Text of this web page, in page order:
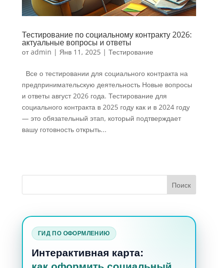
Тестирование по социальному контракту 2026:
актуальные вопросы и ответы
отadmin | Янв 11, 2025| Тестирование
Все о тестировании для социального контракта на
предпринимательскую деятельность Новые вопросы
и ответы август 2026 года. Тестирование для
социального контракта в 2025 году как и в 2024 году
— это обязательный этап, который подтверждает
вашу готовность открыть...
ГИД ПО ОФОРМЛЕНИЮ
Интерактивная карта: